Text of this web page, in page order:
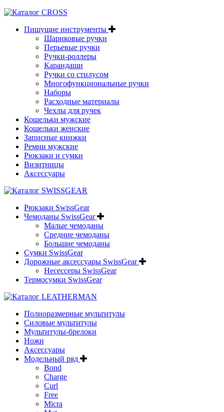
Пишущие инструменты
Шариковые ручки
Перьевые ручки
Ручки-роллеры
Карандаши
Ручки со стилусом
Многофункциональные ручки
Наборы
Расходные материалы
Чехлы для ручек
Кошельки мужские
Кошельки женские
Записные книжки
Ремни мужские
Рюкзаки и сумки
Визитницы
Аксессуары
Рюкзаки SwissGear
Чемоданы SwissGear
Малые чемоданы
Средние чемоданы
Большие чемоданы
Сумки SwissGear
Дорожные аксессуары SwissGear
Несессеры SwissGear
Термосумки SwissGear
Полноразмерные мультитулы
Силовые мультитулы
Мультитулы-брелоки
Ножи
Аксессуары
Модельный ряд
Bond
Charge
Curl
Free
Micra